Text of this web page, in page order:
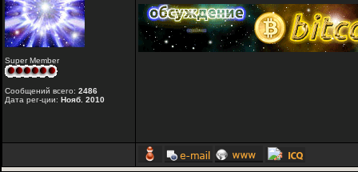
Super Member
Сообщений всего: 2486
Дата рег-ции: Нояб. 2010